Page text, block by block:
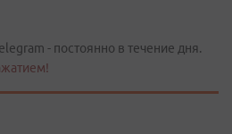
- постоянно в течение дня.